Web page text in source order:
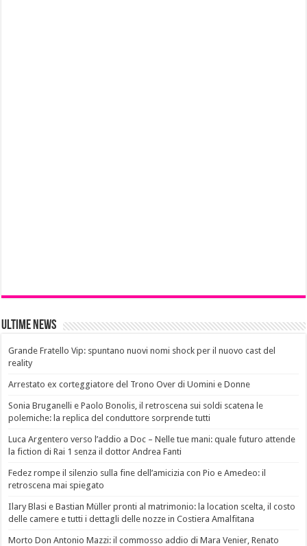
Ultime News
Grande Fratello Vip: spuntano nuovi nomi shock per il nuovo cast del
reality
Arrestato ex corteggiatore del Trono Over di Uomini e Donne
Sonia Bruganelli e Paolo Bonolis, il retroscena sui soldi scatena le
polemiche: la replica del conduttore sorprende tutti
Luca Argentero verso l’addio a Doc – Nelle tue mani: quale futuro attende
la fiction di Rai 1 senza il dottor Andrea Fanti
Fedez rompe il silenzio sulla fine dell’amicizia con Pio e Amedeo: il
retroscena mai spiegato
Ilary Blasi e Bastian Müller pronti al matrimonio: la location scelta, il costo
delle camere e tutti i dettagli delle nozze in Costiera Amalfitana
Morto Don Antonio Mazzi: il commosso addio di Mara Venier, Renato